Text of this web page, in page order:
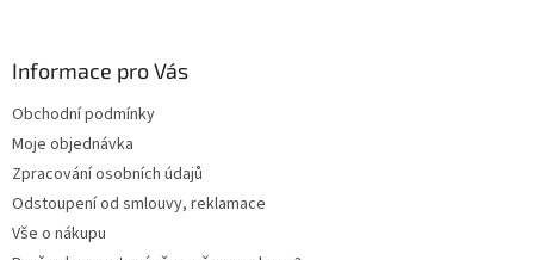
Informace pro Vás
Obchodní podmínky
Moje objednávka
Zpracování osobních údajů
Odstoupení od smlouvy, reklamace
Vše o nákupu